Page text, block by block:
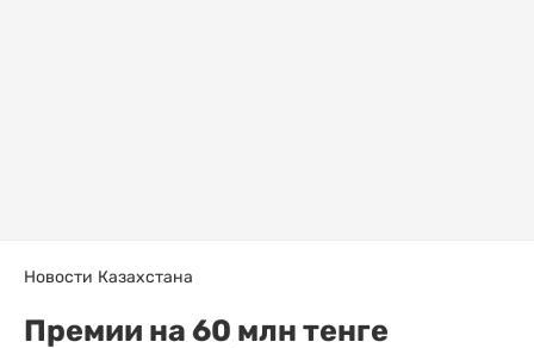
Новости Казахстана
Премии на 60 млн тенге